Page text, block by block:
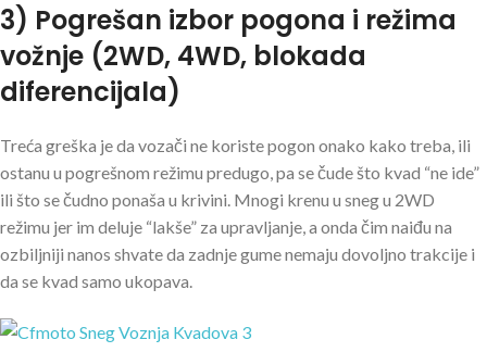
3) Pogrešan izbor pogona i režima
vožnje (2WD, 4WD, blokada
diferencijala)
Treća greška je da vozači ne koriste pogon onako kako treba, ili
ostanu u pogrešnom režimu predugo, pa se čude što kvad “ne ide”
ili što se čudno ponaša u krivini. Mnogi krenu u sneg u 2WD
režimu jer im deluje “lakše” za upravljanje, a onda čim naiđu na
ozbiljniji nanos shvate da zadnje gume nemaju dovoljno trakcije i
da se kvad samo ukopava.